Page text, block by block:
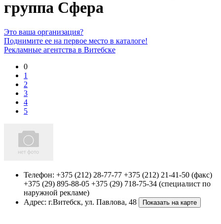
группа Сфера
Это ваша организация?
Поднимите ее на первое место в каталоге!
Рекламные агентства в Витебске
0
1
2
3
4
5
Телефон: +375 (212) 28-77-77 +375 (212) 21-41-50 (факс)
+375 (29) 895-88-05 +375 (29) 718-75-34 (специалист по
наружной рекламе)
Адрес: г.Витебск, ул. Павлова, 48